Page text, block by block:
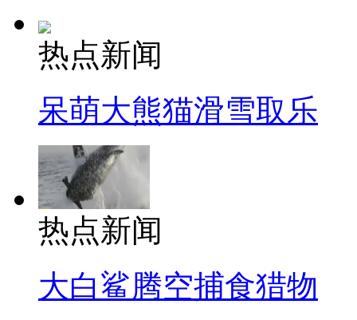
热点新闻
呆萌大熊猫滑雪取乐
热点新闻
大白鲨腾空捕食猎物